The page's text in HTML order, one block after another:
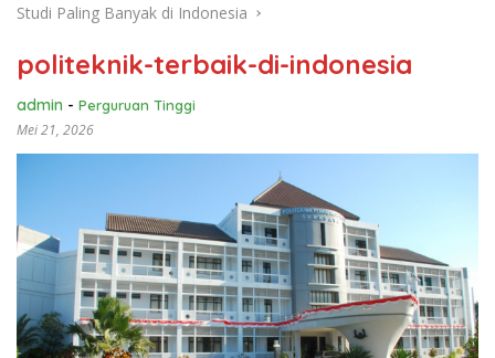
Studi Paling Banyak di Indonesia
politeknik-terbaik-di-indonesia
admin - Perguruan Tinggi
Mei 21, 2026